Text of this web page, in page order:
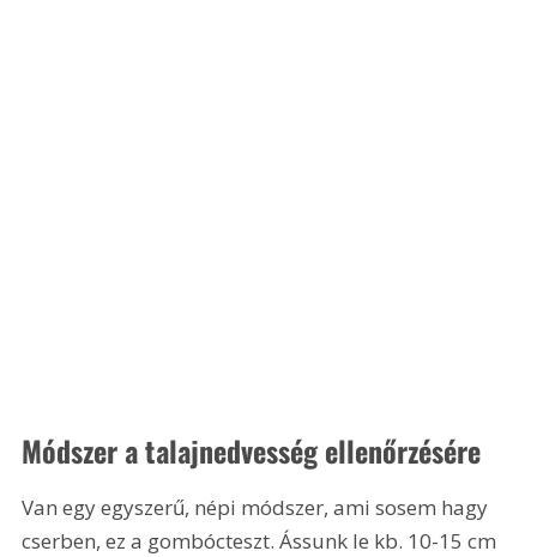
Módszer a talajnedvesség ellenőrzésére
Van egy egyszerű, népi módszer, ami sosem hagy
cserben, ez a gombócteszt. Ássunk le kb. 10-15 cm